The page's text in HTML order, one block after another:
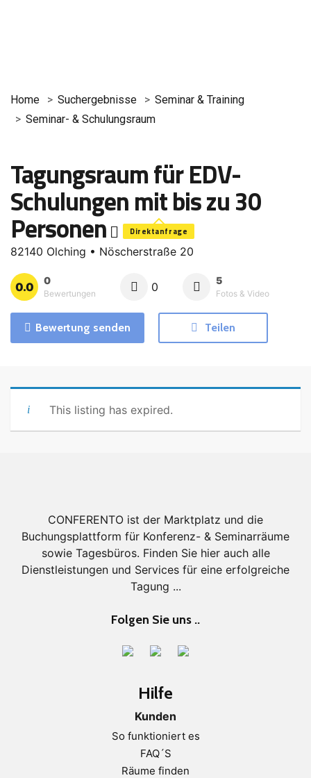
Home Suchergebnisse
Seminar & Training
Seminar- & Schulungsraum
Tagungsraum für EDV-
Schulungen mit bis zu 30
Personen Direktanfrage
82140 Olching • Nöscherstraße 20
0.0 0
Bewertungen 0 5
Fotos & Video
Bewertung senden Teilen
This listing has expired.
CONFERENTO ist der Marktplatz und die
Buchungsplattform für Konferenz- & Seminarräume
sowie Tagesbüros. Finden Sie hier auch alle
Dienstleistungen und Services für eine erfolgreiche
Tagung ...
Folgen Sie uns ..
Hilfe
Kunden
So funktioniert es
FAQ´S
Räume finden